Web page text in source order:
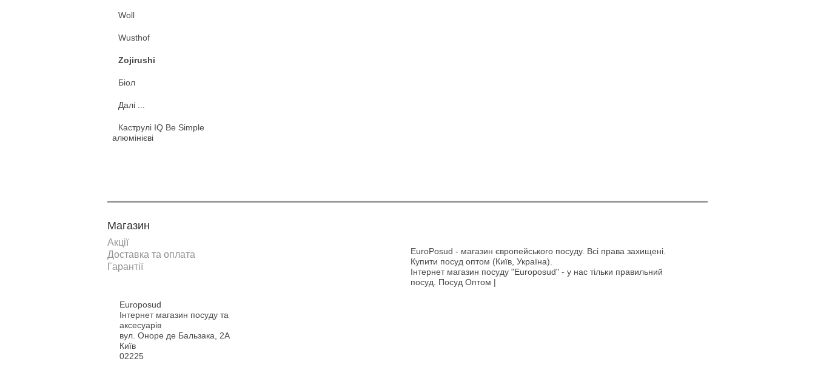
Woll
Wusthof
Zojirushi
Біол
Далі ...
Каструлі IQ Be Simple
алюмінієві
Магазин
Акції
Доставка та оплата
Гарантії
EuroPosud - магазин європейського посуду. Всі права захищені.
Купити посуд оптом (Київ, Україна).
Інтернет магазин посуду "Europosud" - у нас тільки правильний
посуд. Посуд Оптом |
Europosud
Інтернет магазин посуду та
аксесуарів
вул. Оноре де Бальзака, 2А
Київ
02225